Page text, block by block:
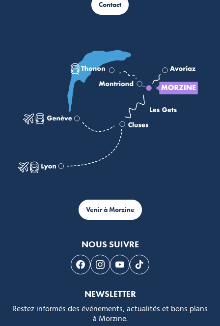
Contact
Venir à Morzine
NOUS SUIVRE
Suivez-nous sur Facebook
Suivez-nous sur Instagram
Suivez-nous sur Youtube
Suivez-nous sur
NEWSLETTER
Restez informés des événements, actualités et bons plans
à Morzine.